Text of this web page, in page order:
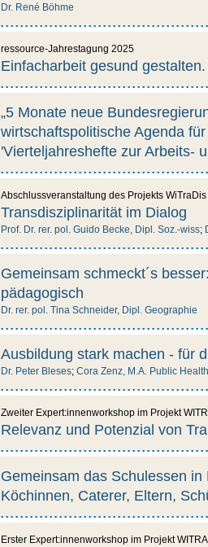
Dr. René Böhme
ressource-Jahrestagung 2025
Einfacharbeit gesund
„5 Monate neue
wirtschaftspolitische Agenda
'Vierteljahreshefte zur Arbeits-
Abschlussveranstaltung des Projekts WiTraDis
Transdisziplinarität im Dialog
Prof. Dr. rer. pol. Guido Becke, Dipl. Soz.-wiss;
Gemeinsam schmeckt´s
pädagogisch
Dr. rer. pol. Tina Schneider, Dipl. Geographie
Ausbildung stark machen - für
Dr. Peter Bleses; Cora Zenz, M.A. Public Health
Zweiter Expert:innenworkshop im Projekt
Relevanz und Potenzial von
Gemeinsam das Schulessen
Köchinnen, Caterer, Eltern,
Erster Expert:innenworkshop im Projekt